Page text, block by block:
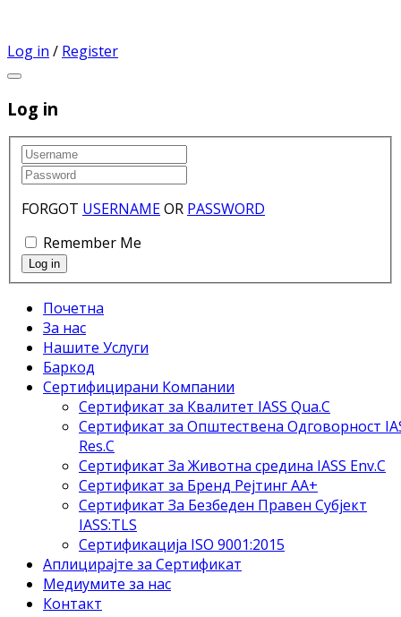
Log in / Register
Log in
FORGOT USERNAMEOR PASSWORD
Remember Me
Почетна
За нас
Нашите Услуги
Баркод
Сертифицирани Компании
Сертификат за Квалитет IASS Qua.C
Сертификат за Општествена Одговорност
Res.C
Сертификат За Животна средина IASS Env.C
Сертификат за Бренд Рејтинг АА+
Сертификат За Безбеден Правен Субјект
IASS:TLS
Сертификација ISO 9001:2015
Аплицирајте за Сертификат
Медиумите за нас
Контакт